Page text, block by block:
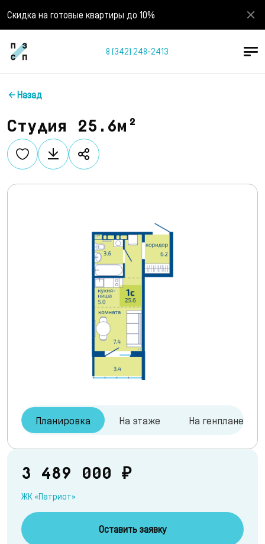
Скидка на готовые квартиры до 10%
8 (342) 248-2413
Назад
Студия 25.6м²
Планировка На этаже На генплане
3 489 000 ₽
ЖК «Патриот»
Оставить заявку